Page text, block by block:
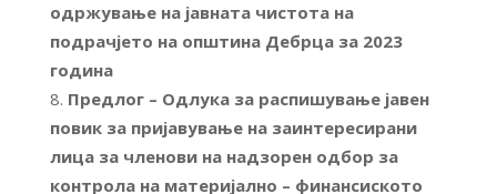
одржување на јавната чистота на
подрачјето на општина Дебрца за 2023
година
Предлог – Одлука за распишување јавен
повик за пријавување на заинтересирани
лица за членови на надзорен одбор за
контрола на материјално – финансиското